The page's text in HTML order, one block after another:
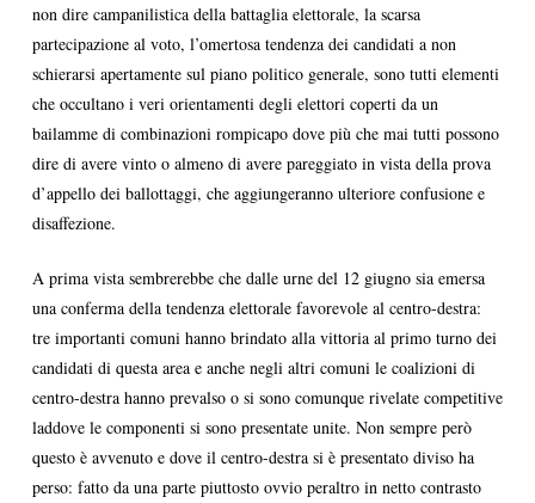
non dire campanilistica della battaglia elettorale, la scarsa
partecipazione al voto, l’omertosa tendenza dei candidati a non
schierarsi apertamente sul piano politico generale, sono tutti elementi
che occultano i veri orientamenti degli elettori coperti da un
bailamme di combinazioni rompicapo dove più che mai tutti possono
dire di avere vinto o almeno di avere pareggiato in vista della prova
d’appello dei ballottaggi, che aggiungeranno ulteriore confusione e
disaffezione.
A prima vista sembrerebbe che dalle urne del 12 giugno sia emersa
una conferma della tendenza elettorale favorevole al centro-destra:
tre importanti comuni hanno brindato alla vittoria al primo turno dei
candidati di questa area e anche negli altri comuni le coalizioni di
centro-destra hanno prevalso o si sono comunque rivelate competitive
laddove le componenti si sono presentate unite. Non sempre però
questo è avvenuto e dove il centro-destra si è presentato diviso ha
perso: fatto da una parte piuttosto ovvio peraltro in netto contrasto